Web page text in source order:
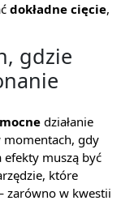
dokładne cięcie,
gdzie
mocne działanie
momentach, gdy
efekty muszą być
które
zarówno w kwestii